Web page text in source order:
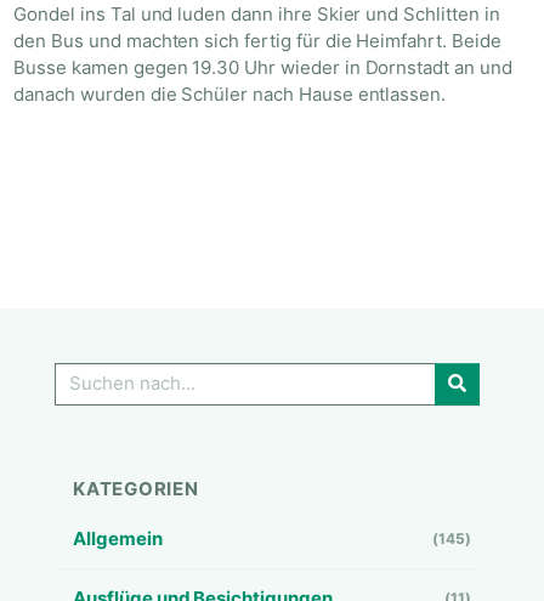
Gondel ins Tal und luden dann ihre Skier und Schlitten in
den Bus und machten sich fertig für die Heimfahrt. Beide
Busse kamen gegen 19.30 Uhr wieder in Dornstadt an und
danach wurden die Schüler nach Hause entlassen.
GO!
KATEGORIEN
Allgemein (145)